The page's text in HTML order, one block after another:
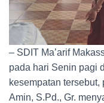
– SDIT Ma’arif
pada hari Senin pagi
kesempatan
Amin, S.Pd., Gr.